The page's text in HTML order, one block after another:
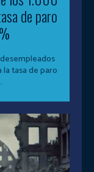
de paro
tasa de paro